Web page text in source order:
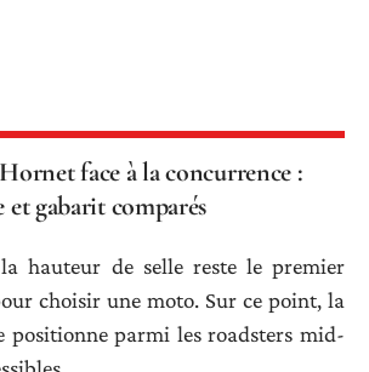
face à la concurrence :
et gabarit comparés
hauteur de selle reste le premier
choisir une moto. Sur ce point, la
positionne parmi les roadsters mid-